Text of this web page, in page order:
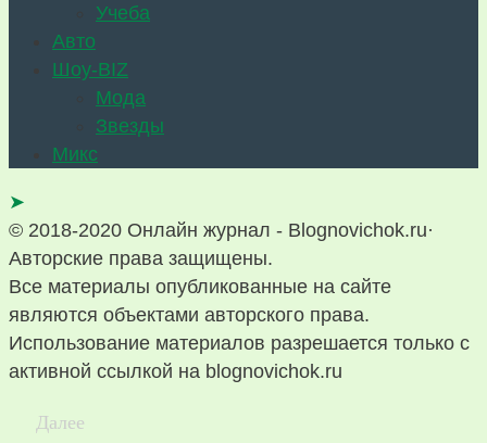
Учеба
Авто
Шоу-BIZ
Мода
Звезды
Микс
➤
© 2018-2020 Онлайн журнал - Blognovichok.ru·
Авторские права защищены.
Все материалы опубликованные на сайте
являются объектами авторского права.
Использование материалов разрешается только с
активной ссылкой на blognovichok.ru
Далее